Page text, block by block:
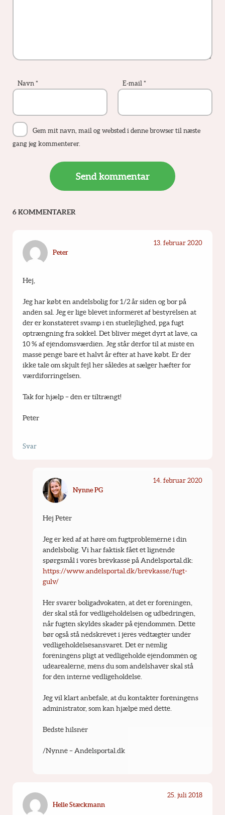
Navn * E-mail *
Gem mit navn, mail og websted i denne browser til næste
gang jeg kommenterer.
6 KOMMENTARER
Peter
13. februar 2020
Hej,
Jeg har købt en andelsbolig for 1/2 år siden og bor på
anden sal. Jeg er lige blevet informeret af bestyrelsen at
der er konstateret svamp i en stuelejlighed, pga fugt
optrængning fra sokkel. Det bliver meget dyrt at lave, ca
10 % af ejendomsværdien. Jeg står derfor til at miste en
masse penge bare et halvt år efter at have købt. Er der
ikke tale om skjult fejl her således at sælger hæfter for
værdiforringelsen.
Tak for hjælp – den er tiltrængt!
Peter
Svar
Nynne PG
14. februar 2020
Hej Peter
Jeg er ked af at høre om fugtproblemerne i din
andelsbolig. Vi har faktisk fået et lignende
spørgsmål i vores brevkasse på Andelsportal.dk:
https://www.andelsportal.dk/brevkasse/fugt-
gulv/
Her svarer boligadvokaten, at det er foreningen,
der skal stå for vedligeholdelsen og udbedringen,
når fugten skyldes skader på ejendommen. Dette
bør også stå nedskrevet i jeres vedtægter under
vedligeholdelsesansvaret. Det er nemlig
foreningens pligt at vedligeholde ejendommen og
udearealerne, mens du som andelshaver skal stå
for den interne vedligeholdelse.
Jeg vil klart anbefale, at du kontakter foreningens
administrator, som kan hjælpe med dette.
Bedste hilsner
/Nynne – Andelsportal.dk
Helle Stæckmann
25. juli 2018